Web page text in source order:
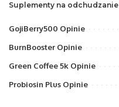
Suplementy na odchudzanie
GojiBerry500 Opinie
BurnBooster Opinie
Green Coffee 5k Opinie
Probiosin Plus Opinie